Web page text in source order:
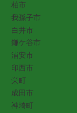
柏市
我孫子市
白井市
鎌ケ谷市
浦安市
印西市
栄町
成田市
神埼町